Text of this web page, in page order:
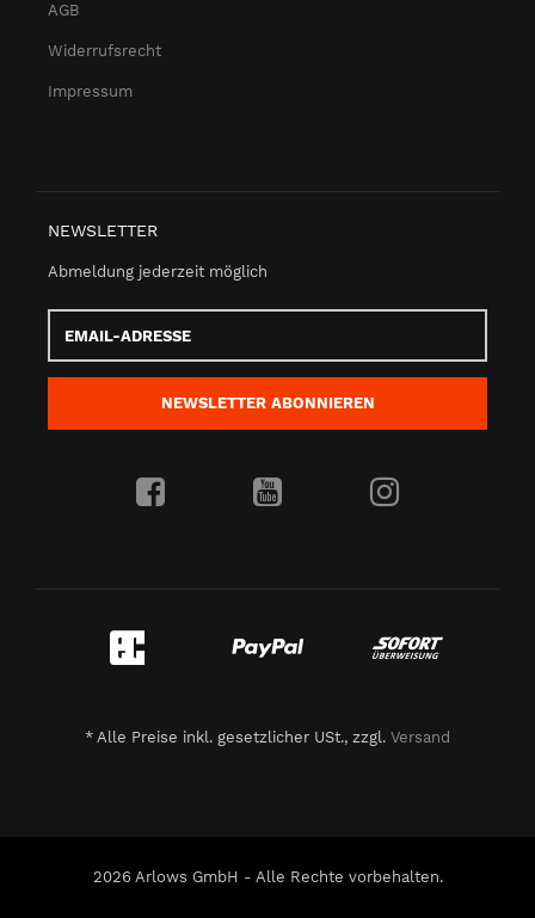
AGB
Widerrufsrecht
Impressum
NEWSLETTER
Abmeldung jederzeit möglich
Adresse
NEWSLETTER ABONNIEREN
* Alle Preise inkl. gesetzlicher USt., zzgl. Versand
2026 Arlows GmbH - Alle Rechte vorbehalten.